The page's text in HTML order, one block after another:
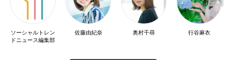
ソーシャルトレン
ドニュース編集部
佐藤由紀奈 奥村千尋 行谷麻衣